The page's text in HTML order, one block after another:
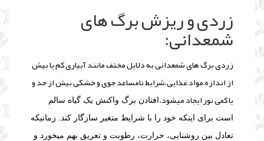
زردی و ریزش برگ های
شمعدانی:
زردی برگ های شمعدانی به دلایل مختف مانند آبیاری کم یا بیش
از اندازه،مواد غذایی،شرایط نامساعد جوی و خشکی بیش از حد و
یا کمی نور ایجاد میشود.افتادن برگ واکنش یک گیاه سالم
است برای اینکه خود را با شرایط متغیر سازگار کند. زمانیکه
تعادل بین روشنایی، حرارت، رطوبت و تعریق بهم میخورد و